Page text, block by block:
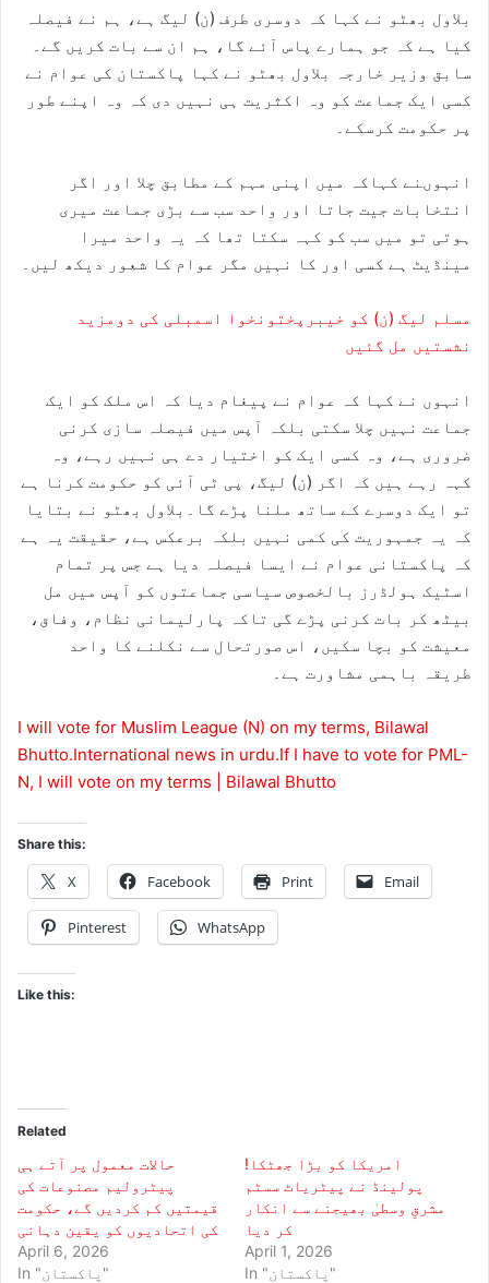
بلاول بھٹو نے کہا کہ دوسری طرف (ن) لیگ ہے، ہم نے فیصلہ
کیا ہے کہ جو ہمارے پاس آئے گا، ہم ان سے بات کریں گے۔
سابق وزیر خارجہ بلاول بھٹو نے کہا پاکستان کی عوام نے
کسی ایک جماعت کو وہ اکثریت ہی نہیں دی کہ وہ اپنے طور
پر حکومت کرسکے۔
انہوںنے کہاکہ میں اپنی مہم کے مطابق چلا اور اگر
انتخابات جیت جاتا اور واحد سب سے بڑی جماعت میری
ہوتی تو میں سب کو کہہ سکتا تھا کہ یہ واحد میرا
مینڈیٹ ہے کسی اور کا نہیں مگر عوام کا شعور دیکھ لیں۔
مسلم لیگ (ن) کو خیبرپختونخوا اسمبلی کی دومزید
نشستیں مل گئیں
انہوں نے کہا کہ عوام نے پیغام دیا کہ اس ملک کو ایک
جماعت نہیں چلا سکتی بلکہ آپس میں فیصلہ سازی کرنی
ضروری ہے، وہ کسی ایک کو اختیار دے ہی نہیں رہے، وہ
کہہ رہے ہیں کہ اگر (ن) لیگ، پی ٹی آئی کو حکومت کرنا ہے
تو ایک دوسرے کے ساتھ ملنا پڑے گا۔بلاول بھٹو نے بتایا
کہ یہ جمہوریت کی کمی نہیں بلکہ برعکس ہے، حقیقت یہ ہے
کہ پاکستانی عوام نے ایسا فیصلہ دیا ہے جس پر تمام
اسٹیک ہولڈرز بالخصوص سیاسی جماعتوں کو آپس میں مل
بیٹھ کر بات کرنی پڑے گی تاکہ پارلیمانی نظام، وفاق،
معیشت کو بچا سکیں، اس صورتحال سے نکلنے کا واحد
طریقہ باہمی مشاورت ہے۔
I will vote for Muslim League (N) on my terms, Bilawal
Bhutto.International news in urdu.If I have to vote for PML-
N, I will vote on my terms | Bilawal Bhutto
Share this:
X Facebook Print Email
Pinterest WhatsApp
Like this:
Related
حالات معمول پر آتے ہی
پیٹرولیم مصنوعات کی
قیمتیں کم کردیں گے، حکومت
کی اتحادیوں کو یقین دہانی
April 6, 2026
In "پاکستان"
امریکا کو بڑا جھٹکا!
پولینڈ نے پیٹریاٹ سسٹم
مشرقِ وسطیٰ بھیجنے سے انکار
کر دیا
April 1, 2026
In "پاکستان"